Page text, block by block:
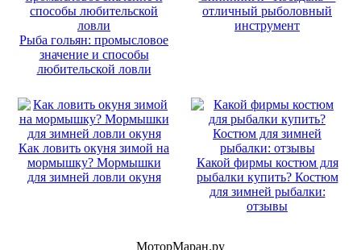
Рыба гольян: промысловое
значение и способы
любительской ловли
отличный рыболовный
инструмент
Как ловить окуня зимой на
мормышку? Мормышки
для зимней ловли окуня
Какой фирмы костюм для
рыбалки купить? Костюм
для зимней рыбалки:
отзывы
МоторМаран.ру